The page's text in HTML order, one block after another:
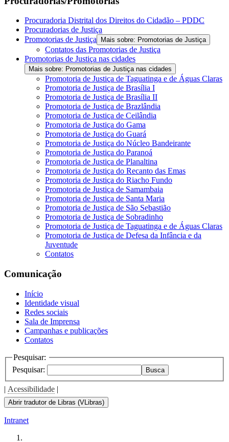
Procuradoria Distrital dos Direitos do Cidadão – PDDC
Procuradorias de Justiça
Promotorias de Justiça
Mais sobre: Promotorias de Justiça
Contatos das Promotorias de Justiça
Promotorias de Justiça nas cidades
Mais sobre: Promotorias de Justiça nas cidades
Promotoria de Justiça de Taguatinga e de Águas Claras
Promotoria de Justiça de Brasília I
Promotoria de Justiça de Brasília II
Promotoria de Justiça de Brazlândia
Promotoria de Justiça de Ceilândia
Promotoria de Justiça do Gama
Promotoria de Justiça do Guará
Promotoria de Justiça do Núcleo Bandeirante
Promotoria de Justiça do Paranoá
Promotoria de Justiça de Planaltina
Promotoria de Justiça do Recanto das Emas
Promotoria de Justiça do Riacho Fundo
Promotoria de Justiça de Samambaia
Promotoria de Justiça de Santa Maria
Promotoria de Justiça de São Sebastião
Promotoria de Justiça de Sobradinho
Promotoria de Justiça de Taguatinga e de Águas Claras
Promotoria de Justiça de Defesa da Infância e da
Juventude
Contatos
Comunicação
Início
Identidade visual
Redes sociais
Sala de Imprensa
Campanhas e publicações
Contatos
Pesquisar:
Pesquisar:
Busca
| Acessibilidade |
Abrir tradutor de Libras (VLibras)
Intranet